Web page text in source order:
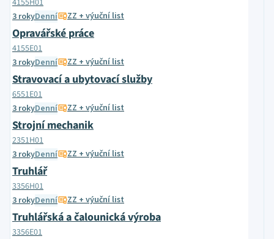
4155H01
3 rokyDenní ZZ + výuční list
Opravářské práce
4155E01
3 rokyDenní ZZ + výuční list
Stravovací a ubytovací služby
6551E01
3 rokyDenní ZZ + výuční list
Strojní mechanik
2351H01
3 rokyDenní ZZ + výuční list
Truhlář
3356H01
3 rokyDenní ZZ + výuční list
Truhlářská a čalounická výroba
3356E01